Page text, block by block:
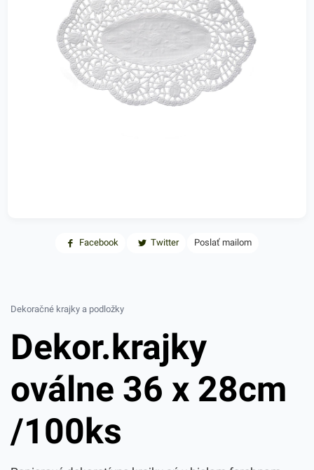
Facebook Twitter Poslať mailom
Dekoračné krajky a podložky
Dekor.krajky
oválne 36 x 28cm
/100ks